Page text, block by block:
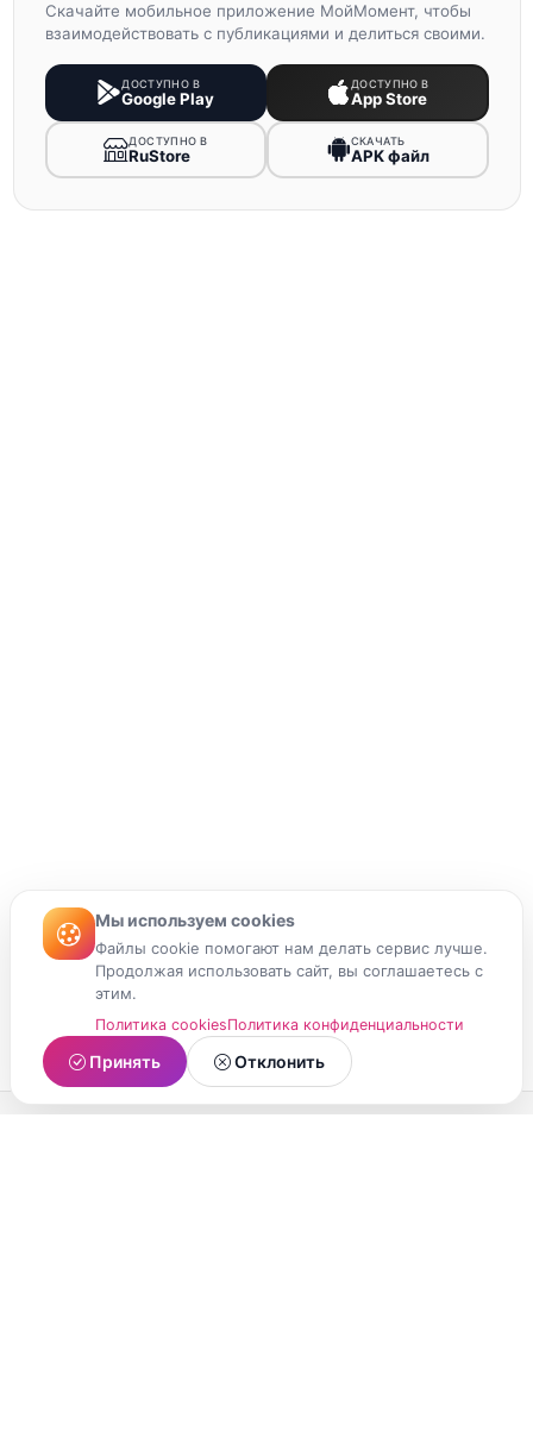
Скачайте мобильное приложение МойМомент, чтобы
взаимодействовать с публикациями и делиться своими.
ДОСТУПНО В
Google Play
ДОСТУПНО В
App Store
ДОСТУПНО В
RuStore
СКАЧАТЬ
APK файл
Мы используем cookies
Файлы cookie помогают нам делать сервис лучше.
Продолжая использовать сайт, вы соглашаетесь с
этим.
Политика cookiesПолитика конфиденциальности
Принять Отклонить